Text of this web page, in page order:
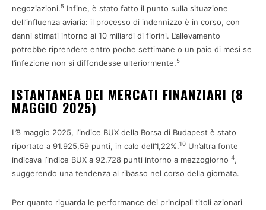
negoziazioni.5 Infine, è stato fatto il punto sulla situazione
dell’influenza aviaria: il processo di indennizzo è in corso, con
danni stimati intorno ai 10 miliardi di fiorini. L’allevamento
potrebbe riprendere entro poche settimane o un paio di mesi se
l’infezione non si diffondesse ulteriormente.5
ISTANTANEA DEI MERCATI FINANZIARI (8
MAGGIO 2025)
L’8 maggio 2025, l’indice BUX della Borsa di Budapest è stato
riportato a 91.925,59 punti, in calo dell’1,22%.10 Un’altra fonte
indicava l’indice BUX a 92.728 punti intorno a mezzogiorno 4,
suggerendo una tendenza al ribasso nel corso della giornata.
Per quanto riguarda le performance dei principali titoli azionari